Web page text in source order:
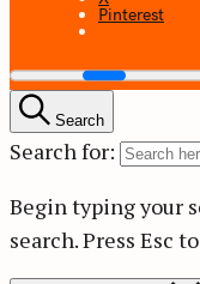
Pinterest
Search
Search for:
Begin typing your
search.Press Esc